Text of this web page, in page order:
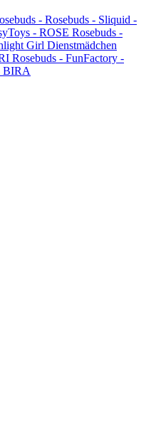
- Rosebuds - Sliquid -
- ROSE Rosebuds -
Girl Dienstmädchen
Rosebuds - FunFactory -
BIRA